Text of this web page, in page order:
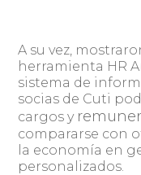
A su vez,
herramienta HR
sistema de
socias de Cuti
cargos y
compararse con
la economía en
personalizados.